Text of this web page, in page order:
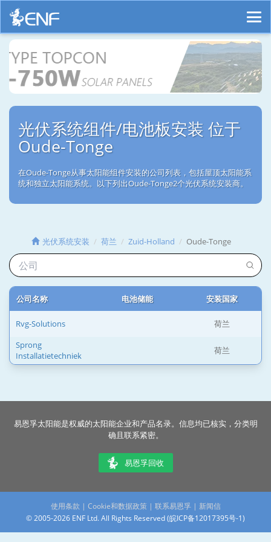
光伏系统组件/电池板安装 位于
Oude-Tonge
在Oude-Tonge从事太阳能组件安装的公司列表，包括屋顶太阳能系
统和独立太阳能系统。以下列出Oude-Tonge2个光伏系统安装商。
光伏系统安装 荷兰 Zuid-Holland Oude-Tonge
公司名称 电池储能 安装国家
Rvg-Solutions
荷兰
Sprong
Installatietechniek
荷兰
易恩孚太阳能是权威的太阳能企业和产品名录。信息均已核实，分类明
确且联系紧密。
易恩孚回收
使用条款 | Cookie和数据政策| 联系易恩孚 | 新闻信
© 2005-2026 ENF Ltd. All Rights Reserved (皖ICP备12017395号-1)